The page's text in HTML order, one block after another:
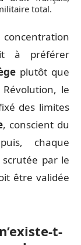
total.
concentration
à préférer
plutôt que
le
des limites
, conscient du
chaque
par le
être validée
t-